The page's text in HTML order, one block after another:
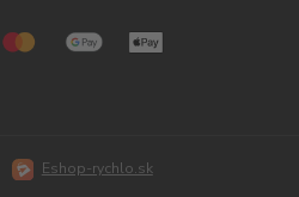
Eshop-rychlo.sk